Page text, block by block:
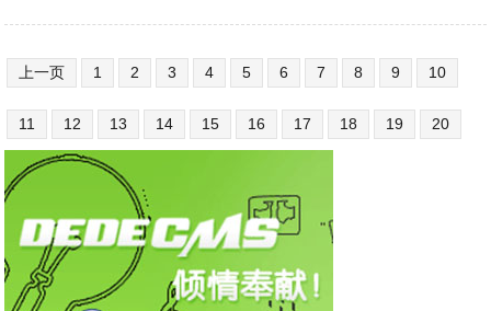
上一页 1 2 3 4 5 6 7 8 9 10
11 12 13 14 15 16 17 18 19 20